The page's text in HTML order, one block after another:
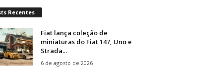
Recentes
Fiat lança coleção de
miniaturas do Fiat 147, Uno e
Strada...
6 de agosto de 2026